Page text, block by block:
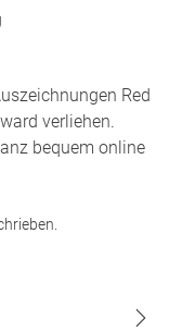
Red
verliehen.
bequem online